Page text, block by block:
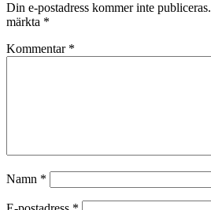
Din e-postadress kommer inte publiceras.
märkta *
Kommentar *
Namn *